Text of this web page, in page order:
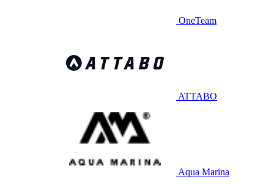
OneTeam
ATTABO
Aqua Marina